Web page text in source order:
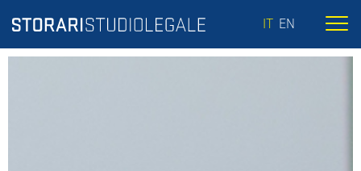
IT EN